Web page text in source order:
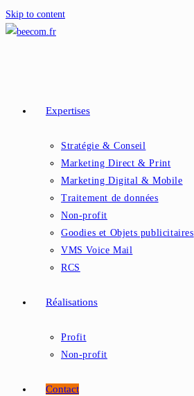
Skip to content
Expertises
Stratégie & Conseil
Marketing Direct & Print
Marketing Digital & Mobile
Traitement de données
Non-profit
Goodies et Objets publicitaires
VMS Voice Mail
RCS
Réalisations
Profit
Non-profit
Contact